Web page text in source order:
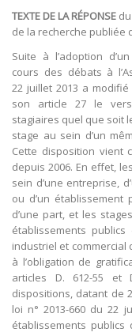
TEXTE DE LA RÉPONSE
de la recherche publiée
Suite à l’adoption
cours des débats à
22 juillet 2013 a
son article 27 le
stagiaires quel que soit
stage au sein d’un
Cette disposition vient
depuis 2006. En effet,
sein d’une entreprise,
ou d’un établissement
d’une part, et les
établissements
industriel et commercial
à l’obligation de
articles D. 612-55 et
dispositions, datant de
loi n° 2013-660 du 22
établissements